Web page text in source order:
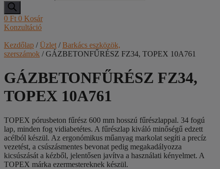
0 Ft 0 Kosár
Konzultáció
Kezdőlap /Üzlet /Barkács eszközök,
szerszámok / GÁZBETONFŰRÉSZ FZ34, TOPEX 10A761
GÁZBETONFŰRÉSZ FZ34,
TOPEX 10A761
TOPEX pórusbeton fűrész 600 mm hosszú fűrészlappal. 34 fogú
lap, minden fog vidiabetétes. A fűrészlap kiváló minőségű edzett
acélból készül. Az ergonómikus műanyag markolat segíti a precíz
vezetést, a csúszásmentes bevonat pedig megakadályozza
kicsúszását a kézből, jelentősen javítva a használati kényelmet. A
TOPEX márka ezermestereknek készül.